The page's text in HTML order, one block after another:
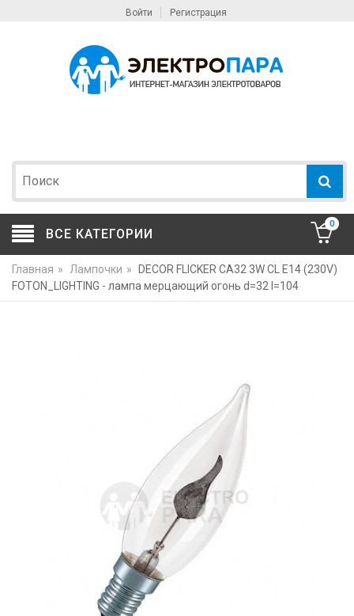
Войти Регистрация
ВСЕ КАТЕГОРИИ
0
Главная » Лампочки »
DECOR FLICKER CA32 3W CL E14 (230V)
FOTON_LIGHTING - лампа мерцающий огонь d=32 l=104